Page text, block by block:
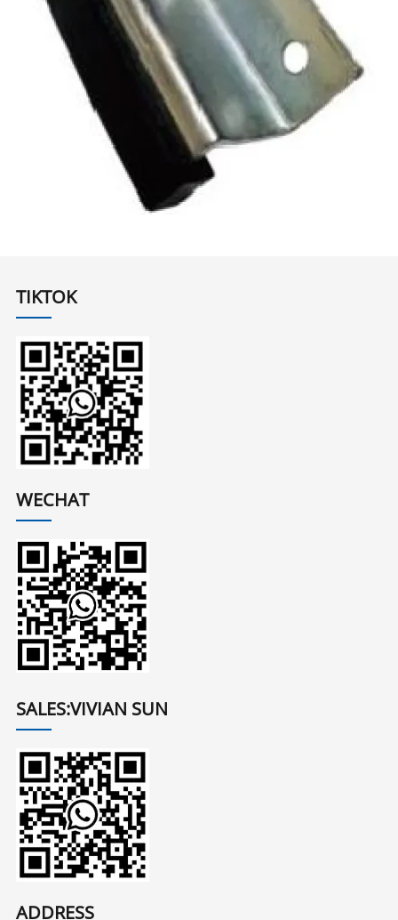
TIKTOK
WECHAT
SALES:VIVIAN SUN
ADDRESS